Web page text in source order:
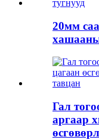
20мм
Гал
аргаар